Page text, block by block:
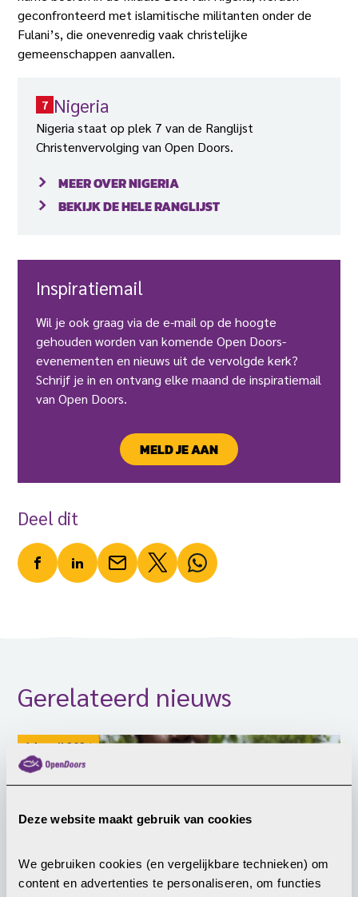
Deze website maakt gebruik van cookies
We gebruiken cookies (en vergelijkbare technieken) om
content en advertenties te personaliseren, om functies
geconfronteerd met islamitische militanten onder de
Fulani’s, die onevenredig vaak christelijke
gemeenschappen aanvallen.
7 Nigeria
Nigeria staat op plek 7 van de Ranglijst
Christenvervolging van Open Doors.
MEER OVER NIGERIA
BEKIJK DE HELE RANGLIJST
Inspiratiemail
Wil je ook graag via de e-mail op de hoogte
gehouden worden van komende Open Doors-
evenementen en nieuws uit de vervolgde kerk?
Schrijf je in en ontvang elke maand de inspiratiemail
van Open Doors.
MELD JE AAN
Deel dit
Gerelateerd nieuws
14 april 2026